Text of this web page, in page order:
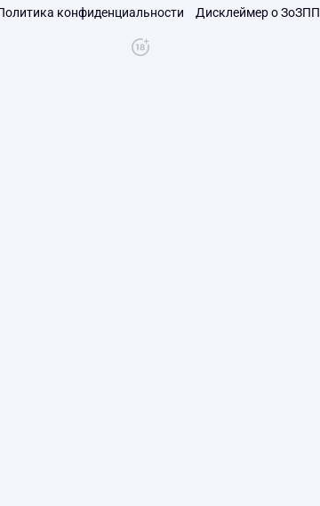
конфиденциальности Дисклеймер о ЗоЗПП